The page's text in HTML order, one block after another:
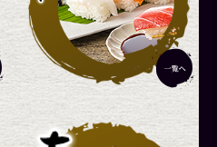
厳選
2,420